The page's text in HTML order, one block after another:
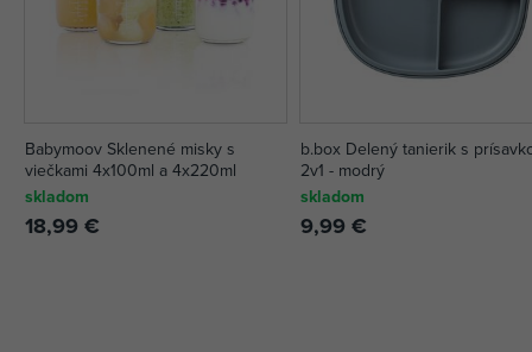
Babymoov Sklenené misky s
viečkami 4x100ml a 4x220ml
skladom
18,99 €
b.box Delený tanierik s
2v1 - modrý
skladom
9,99 €